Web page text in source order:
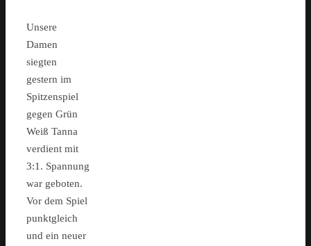
Unsere
Damen
siegten
gestern im
Spitzenspiel
gegen Grün
Weiß Tanna
verdient mit
3:1. Spannung
war geboten.
Vor dem Spiel
punktgleich
und ein neuer